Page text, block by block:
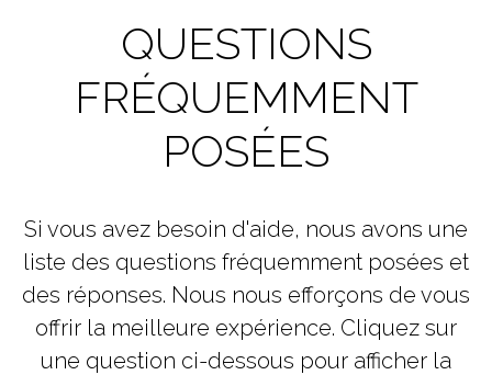
QUESTIONS
FRÉQUEMMENT
POSÉES
Si vous avez besoin d'aide, nous avons une
liste des questions fréquemment posées et
des réponses. Nous nous efforçons de vous
offrir la meilleure expérience. Cliquez sur
une question ci-dessous pour afficher la